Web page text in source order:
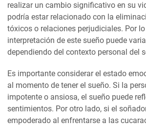
realizar un cambio significativo en su
podría estar relacionado con la
tóxicos o relaciones perjudiciales. Por
interpretación de este sueño puede
dependiendo del contexto personal del
Es importante considerar el estado
al momento de tener el sueño. Si la
impotente o ansiosa, el sueño puede
sentimientos. Por otro lado, si el
empoderado al enfrentarse a las